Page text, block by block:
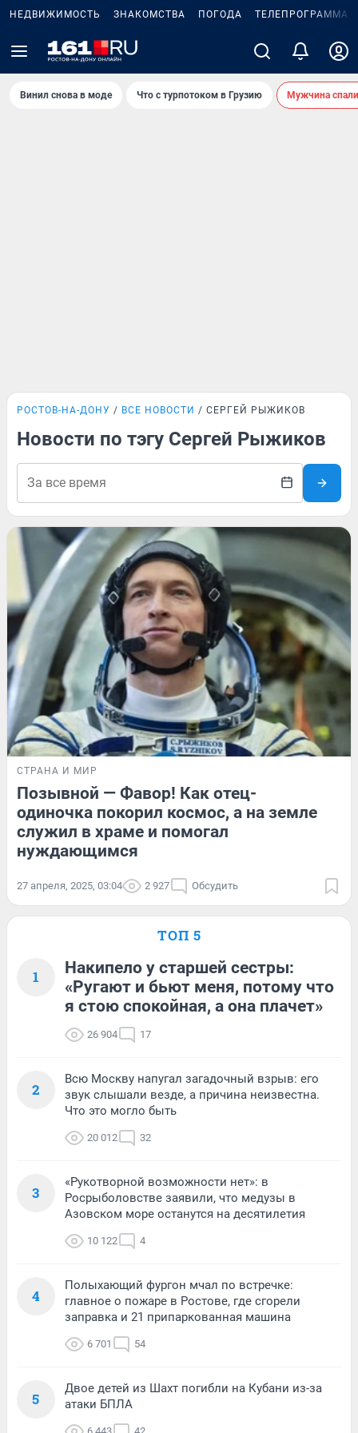
НЕДВИЖИМОСТЬ ЗНАКОМСТВА ПОГОДА ТЕЛЕПРОГРАММА
Винил снова в моде Что с турпотоком в Грузию Мужчина
РОСТОВ-НА-ДОНУ ВСЕ НОВОСТИ СЕРГЕЙ РЫЖИКОВ
Новости по тэгу Сергей Рыжиков
СТРАНА И МИР
Позывной — Фавор! Как отец-
одиночка покорил космос, а на земле
служил в храме и помогал
нуждающимся
27 апреля, 2025, 03:04 2 927 Обсудить
ТОП 5
1
Накипело у старшей сестры:
«Ругают и бьют меня, потому что
я стою спокойная, а она плачет»
26 904 17
2
Всю Москву напугал загадочный взрыв: его
звук слышали везде, а причина неизвестна.
Что это могло быть
20 012 32
3
«Рукотворной возможности нет»: в
Росрыболовстве заявили, что медузы в
Азовском море останутся на десятилетия
10 122 4
4
Полыхающий фургон мчал по встречке:
главное о пожаре в Ростове, где сгорели
заправка и 21 припаркованная машина
6 701 54
5
Двое детей из Шахт погибли на Кубани из-за
атаки БПЛА